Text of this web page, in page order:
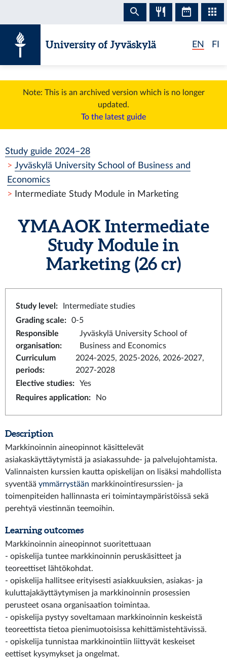
University of Jyväskylä EN FI
Note: This is an archived version which is no longer
updated.
To the latest guide
Study guide 2024–28
Jyväskylä University School of Business and
Economics
Intermediate Study Module in Marketing
YMAAOK Intermediate
Study Module in
Marketing (26 cr)
Study level :
Intermediate studies
Grading scale:
0-5
Responsible
organisation:
Jyväskylä University School of
Business and Economics
Curriculum
periods:
2024-2025, 2025-2026, 2026-2027,
2027-2028
Elective studies:
Yes
Requires application: No
Description
Markkinoinnin aineopinnot käsittelevät
asiakaskäyttäytymistä ja asiakassuhde- ja palvelujohtamista.
Valinnaisten kurssien kautta opiskelijan on lisäksi mahdollista
syventää ymmärrystään markkinointiresurssien- ja
toimenpiteiden hallinnasta eri toimintaympäristöissä sekä
perehtyä viestinnän teemoihin.
Learning outcomes
Markkinoinnin aineopinnot suoritettuaan
- opiskelija tuntee markkinoinnin peruskäsitteet ja
teoreettiset lähtökohdat.
- opiskelija hallitsee erityisesti asiakkuuksien, asiakas- ja
kuluttajakäyttäytymisen ja markkinoinnin prosessien
perusteet osana organisaation toimintaa.
- opiskelija pystyy soveltamaan markkinoinnin keskeistä
teoreettista tietoa pienimuotoisissa kehittämistehtävissä.
- opiskelija tunnistaa markkinointiin liittyvät keskeiset
eettiset kysymykset ja ongelmat.